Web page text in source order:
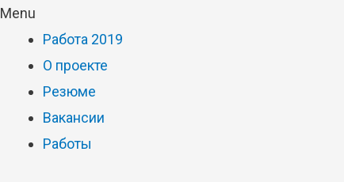
Menu
Работа 2019
О проекте
Резюме
Вакансии
Работы